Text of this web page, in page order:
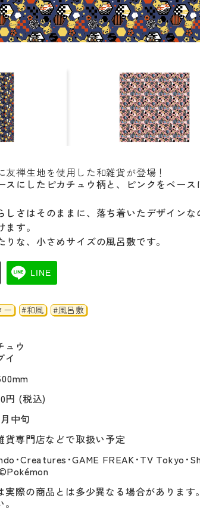
禅生地を使用した和雑貨が登場！
スにしたピカチュウ柄と、ピンクをベース
しさはそのままに、落ち着いたデザインな
す。
な、小さめサイズの風呂敷です。
LINE
ー #和風 #風呂敷
ュウ
イ
円 (税込)
中旬
貨専門店などで取扱い予定
･Creatures･GAME FREAK･TV Tokyo･
実際の商品とは多少異なる場合があります